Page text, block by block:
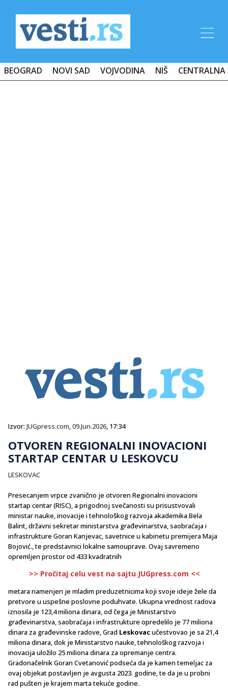
BEOGRAD NOVI SAD VOJVODINA NIŠ CENTRALNA
Izvor: JUGpress.com,09.Jun.2026, 17:34
OTVOREN REGIONALNI INOVACIONI
STARTAP CENTAR U LESKOVCU
LESKOVAC
Presecanjem vrpce zvanično je otvoren Regionalni inovacioni
startap centar (RISC), a prigodnoj svečanosti su prisustvovali
ministar nauke, inovacije i tehnološkog razvoja akademika Bela
Balint, državni sekretar ministarstva građevinarstva, saobraćaja i
infrastrukture Goran Kanjevac, savetnice u kabinetu premijera Maja
Bojović., te predstavnici lokalne samouprave. Ovaj savremeno
opremljen prostor od 433 kvadratnih
>> Pročitaj celu vest na sajtu JUGpress.com <<
metara namenjen je mladim preduzetnicima koji svoje ideje žele da
pretvore u uspešne poslovne poduhvate. Ukupna vrednost radova
iznosila je 123,4 miliona dinara, od čega je Ministarstvo
građevinarstva, saobraćaja i infrastrukture opredelilo je 77 miliona
dinara za građevinske radove, Grad Leskovacučestvovao je sa 21,4
miliona dinara, dok je Ministarstvo nauke, tehnološkog razvoja i
inovacija uložilo 25 miliona dinara za opremanje centra.
Gradonačelnik Goran Cvetanović podseća da je kamen temeljac za
ovaj objekat postavljen je avgusta 2023. godine, te da je u probni
rad pušten je krajem marta tekuće godine.